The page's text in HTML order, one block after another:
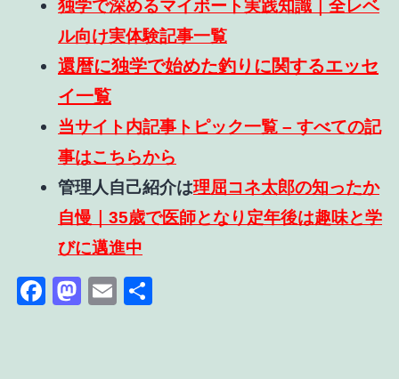
独学で深めるマイボート実践知識｜全レベ
ル向け実体験記事一覧
還暦に独学で始めた釣りに関するエッセ
イ一覧
当サイト内記事トピック一覧 – すべての記
事はこちらから
管理人自己紹介は理屈コネ太郎の知ったか
自慢｜35歳で医師となり定年後は趣味と学
びに邁進中
Facebook
Mastodon
Email